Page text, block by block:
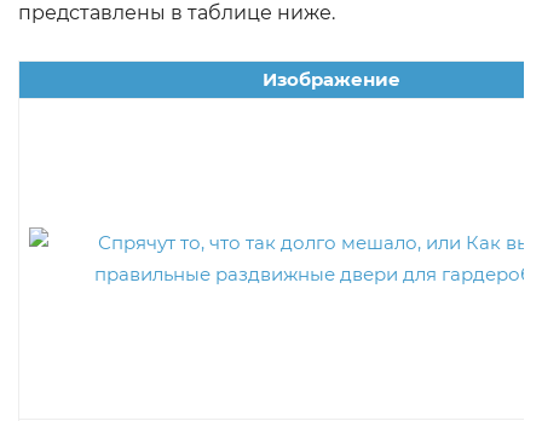
представлены в таблице ниже.
Изображение